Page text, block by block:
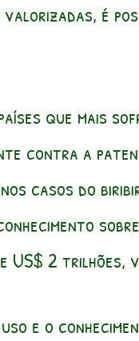
é
que mais
contra a
casos do
US$ 2 trilhões,
e o